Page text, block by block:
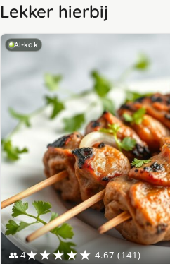
Lekker hierbij
AI-kok
👥 4★★★★★ 4.67 (141)